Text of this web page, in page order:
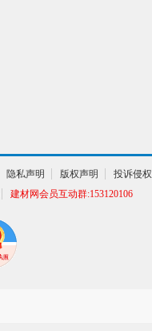
隐私声明 版权声明 投诉侵权
建材网会员互动群:153120106